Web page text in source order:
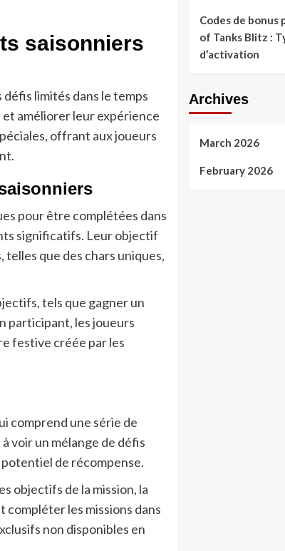
saisonniers
défis limités dans le temps
améliorer leur expérience
offrant aux joueurs
pour être complétées dans
significatifs. Leur objectif
que des chars uniques,
tels que gagner un
participant, les joueurs
festive créée par les
comprend une série de
voir un mélange de défis
de récompense.
objectifs de la mission, la
compléter les missions dans
non disponibles en
Codes de bonus
of Tanks Blitz :
d’activation
Archives
March 2026
February 2026